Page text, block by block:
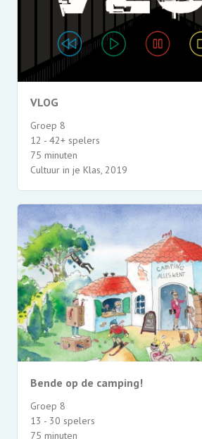
VLOG
Groep 8
12 - 42+ spelers
75 minuten
Cultuur in je Klas, 2019
Bende op de camping!
Groep 8
13 - 30 spelers
75 minuten